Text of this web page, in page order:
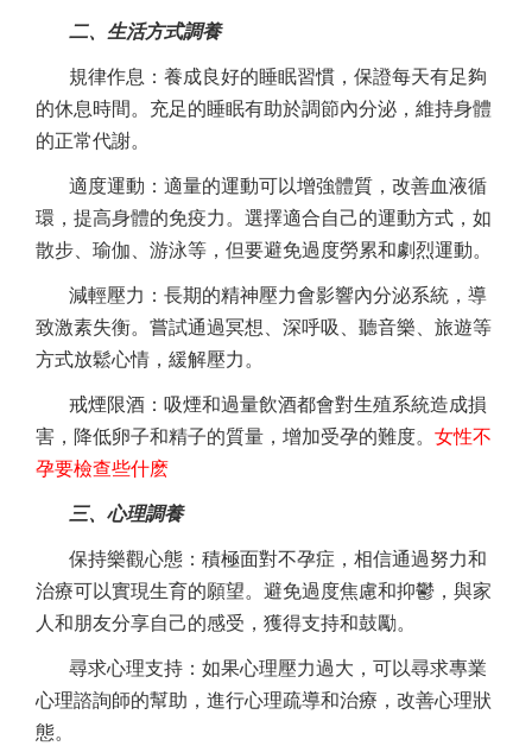
二、生活方式調養
規律作息：養成良好的睡眠習慣，保證每天有足夠
的休息時間。充足的睡眠有助於調節內分泌，維持身體
的正常代謝。
適度運動：適量的運動可以增強體質，改善血液循
環，提高身體的免疫力。選擇適合自己的運動方式，如
散步、瑜伽、游泳等，但要避免過度勞累和劇烈運動。
減輕壓力：長期的精神壓力會影響內分泌系統，導
致激素失衡。嘗試通過冥想、深呼吸、聽音樂、旅遊等
方式放鬆心情，緩解壓力。
戒煙限酒：吸煙和過量飲酒都會對生殖系統造成損
害，降低卵子和精子的質量，增加受孕的難度。 女性不
孕要檢查些什麽
三、心理調養
保持樂觀心態：積極面對不孕症，相信通過努力和
治療可以實現生育的願望。避免過度焦慮和抑鬱，與家
人和朋友分享自己的感受，獲得支持和鼓勵。
尋求心理支持：如果心理壓力過大，可以尋求專業
心理諮詢師的幫助，進行心理疏導和治療，改善心理狀
態。